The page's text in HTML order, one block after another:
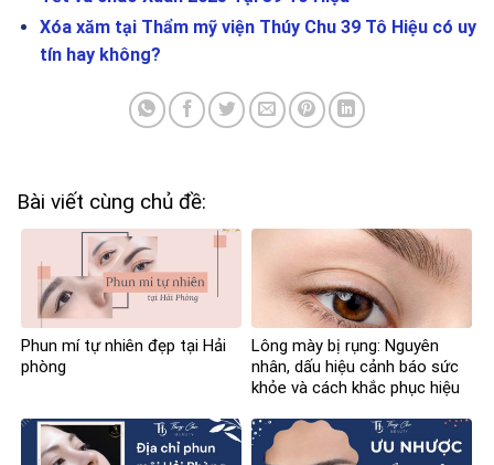
Xóa xăm tại Thẩm mỹ viện Thúy Chu 39 Tô Hiệu có uy
tín hay không?
Bài viết cùng chủ đề:
Phun mí tự nhiên đẹp tại Hải
phòng
Lông mày bị rụng: Nguyên
nhân, dấu hiệu cảnh báo sức
khỏe và cách khắc phục hiệu